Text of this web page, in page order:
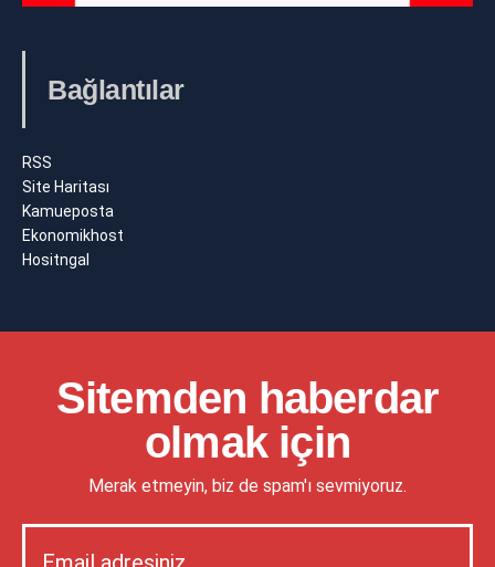
Bağlantılar
RSS
Site Haritası
Kamueposta
Ekonomikhost
Hositngal
Sitemden haberdar
olmak için
Merak etmeyin, biz de spam'ı sevmiyoruz.